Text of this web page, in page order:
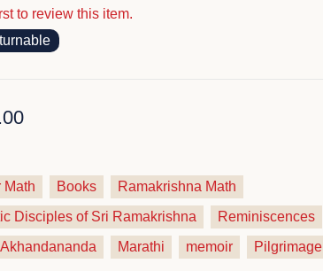
to review this item.
Math
Books
Ramakrishna Math
Disciples of Sri Ramakrishna
Reminiscences
Marathi memoir Pilgrimage